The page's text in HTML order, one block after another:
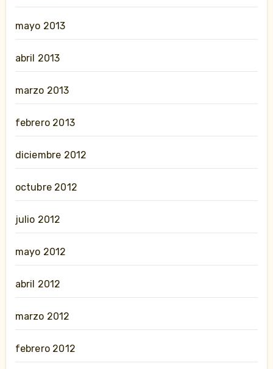
mayo 2013
abril 2013
marzo 2013
febrero 2013
diciembre 2012
octubre 2012
julio 2012
mayo 2012
abril 2012
marzo 2012
febrero 2012